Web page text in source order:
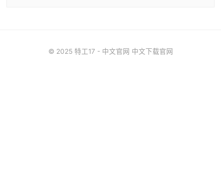
© 2025 特工17 - 中文官网 中文下载官网